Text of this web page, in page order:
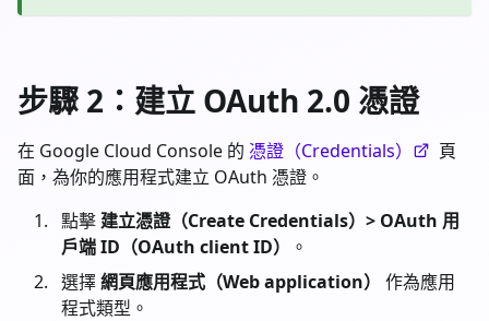
步驟 2：建立 OAuth 2.0 憑證
在 Google Cloud Console 的 憑證（Credentials）
頁
面，為你的應用程式建立 OAuth 憑證。
點擊 建立憑證（Create Credentials）> OAuth 用
戶端 ID（OAuth client ID）
。
選擇網頁應用程式（Web application）
作為應用
程式類型。